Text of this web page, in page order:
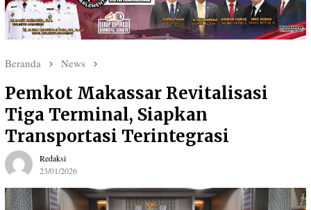
Beranda News
Pemkot Makassar Revitalisasi
Tiga Terminal, Siapkan
Transportasi Terintegrasi
Redaksi
23/01/2026